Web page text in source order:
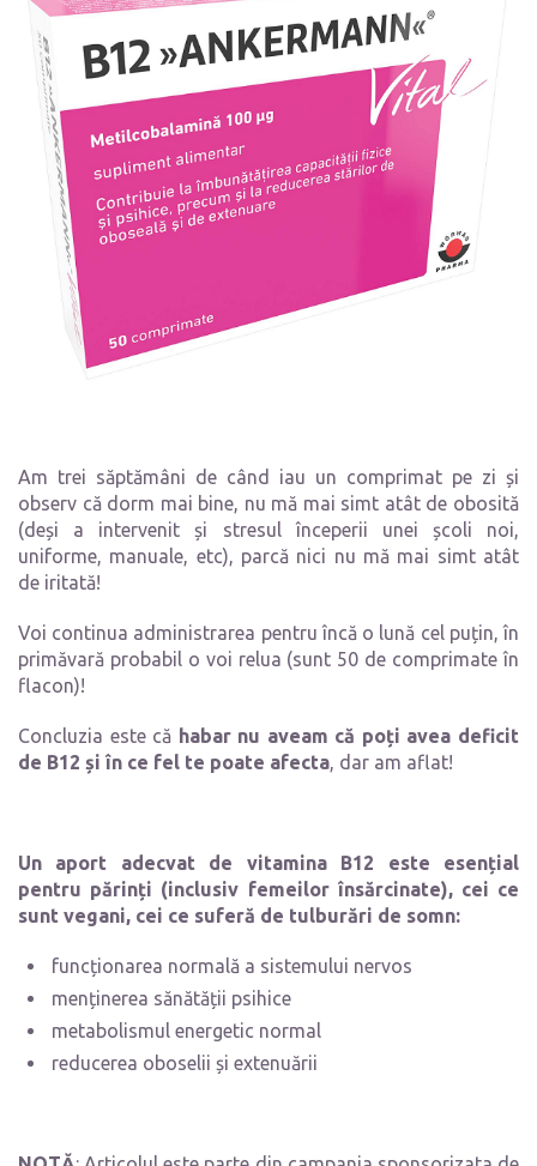
Am trei săptămâni de când iau un comprimat pe zi și
observ că dorm mai bine, nu mă mai simt atât de obosită
(deși a intervenit și stresul începerii unei școli noi,
uniforme, manuale, etc), parcă nici nu mă mai simt atât
de iritată!
Voi continua administrarea pentru încă o lună cel puțin, în
primăvară probabil o voi relua (sunt 50 de comprimate în
flacon)!
Concluzia este că habar nu aveam că poți avea deficit
de B12 și în ce fel te poate afecta, dar am aflat!
Un aport adecvat de vitamina B12 este esențial
pentru părinți (inclusiv femeilor însărcinate), cei ce
sunt vegani, cei ce suferă de tulburări de somn:
funcționarea normală a sistemului nervos
menținerea sănătății psihice
metabolismul energetic normal
reducerea oboselii și extenuării